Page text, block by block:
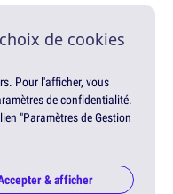
de cookies
Pour l'afficher, vous
de confidentialité.
"Paramètres de Gestion
& afficher